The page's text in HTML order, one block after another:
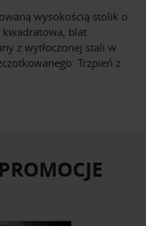
wysokością stolik o
blat
z wytłoczonej stali w
Trzpień z